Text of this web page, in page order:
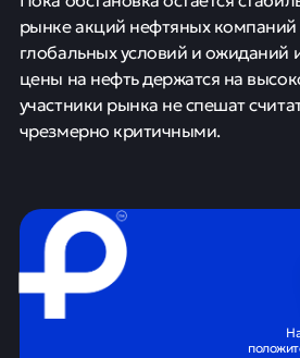
рынке акций нефтяных компаний
глобальных условий и ожиданий
цены на нефть держатся на
участники рынка не спешат
чрезмерно критичными.